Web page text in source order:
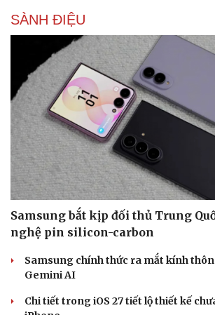
SÀNH ĐIỆU
Samsung bắt kịp đối thủ Trung
nghệ pin silicon-carbon
Samsung chính thức ra mắt kính
Gemini AI
Chi tiết trong iOS 27 tiết lộ thiết kế